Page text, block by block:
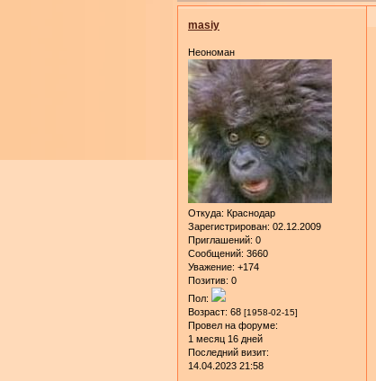
masiy
Неономан
Откуда: Краснодар
Зарегистрирован: 02.12.2009
Приглашений: 0
Сообщений: 3660
Уважение: +174
Позитив: 0
Пол:
Возраст: 68 [1958-02-15]
Провел на форуме:
1 месяц 16 дней
Последний визит:
14.04.2023 21:58